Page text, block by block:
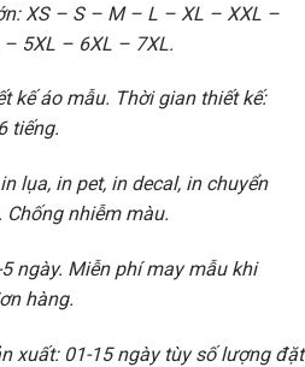
XS – S – M – L – XL – XXL –
5XL – 6XL – 7XL.
kế áo mẫu. Thời gian thiết kế:
tiếng.
lụa, in pet, in decal, in chuyển
Chống nhiễm màu.
ngày. Miễn phí may mẫu khi
hàng.
xuất: 01-15 ngày tùy số lượng đặt